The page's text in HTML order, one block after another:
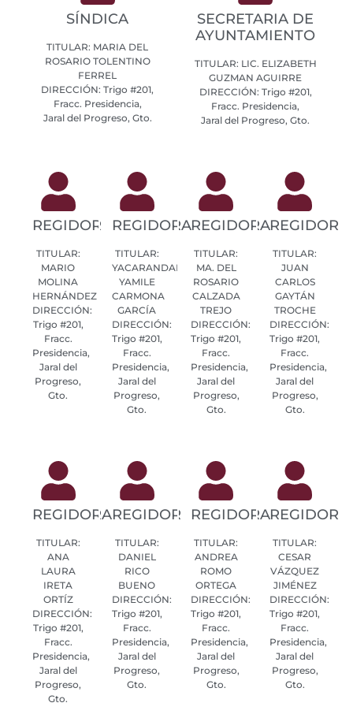
SÍNDICA
TITULAR: MARIA DEL
ROSARIO TOLENTINO
FERREL
DIRECCIÓN: Trigo #201,
Fracc. Presidencia,
Jaral del Progreso, Gto.
SECRETARIA DE
AYUNTAMIENTO
TITULAR: LIC. ELIZABETH
GUZMAN AGUIRRE
DIRECCIÓN: Trigo #201,
Fracc. Presidencia,
Jaral del Progreso, Gto.
REGIDOR
TITULAR:
MARIO
MOLINA
HERNÁNDEZ
DIRECCIÓN:
Trigo #201,
Fracc.
Presidencia,
Jaral del
Progreso,
Gto.
REGIDORA
TITULAR:
YACARANDAI
YAMILE
CARMONA
GARCÍA
DIRECCIÓN:
Trigo #201,
Fracc.
Presidencia,
Jaral del
Progreso,
Gto.
REGIDORA
TITULAR:
MA. DEL
ROSARIO
CALZADA
TREJO
DIRECCIÓN:
Trigo #201,
Fracc.
Presidencia,
Jaral del
Progreso,
Gto.
REGIDOR
TITULAR:
JUAN
CARLOS
GAYTÁN
TROCHE
DIRECCIÓN:
Trigo #201,
Fracc.
Presidencia,
Jaral del
Progreso,
Gto.
REGIDORA
TITULAR:
ANA
LAURA
IRETA
ORTÍZ
DIRECCIÓN:
Trigo #201,
Fracc.
Presidencia,
Jaral del
Progreso,
Gto.
REGIDOR
TITULAR:
DANIEL
RICO
BUENO
DIRECCIÓN:
Trigo #201,
Fracc.
Presidencia,
Jaral del
Progreso,
Gto.
REGIDORA
TITULAR:
ANDREA
ROMO
ORTEGA
DIRECCIÓN:
Trigo #201,
Fracc.
Presidencia,
Jaral del
Progreso,
Gto.
REGIDOR
TITULAR:
CESAR
VÁZQUEZ
JIMÉNEZ
DIRECCIÓN:
Trigo #201,
Fracc.
Presidencia,
Jaral del
Progreso,
Gto.